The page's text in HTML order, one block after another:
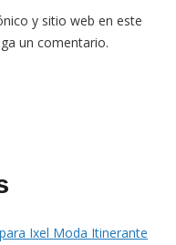
y sitio web en este
un comentario.
Ixel Moda Itinerante